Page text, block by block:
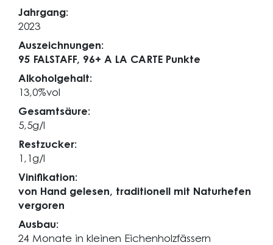
Jahrgang:
2023
Auszeichnungen:
95 FALSTAFF, 96+ A LA CARTE Punkte
Alkoholgehalt:
13,0%vol
Gesamtsäure:
5,5g/l
Restzucker:
1,1g/l
Vinifikation:
von Hand gelesen, traditionell mit Naturhefen
vergoren
Ausbau:
24 Monate in kleinen Eichenholzfässern